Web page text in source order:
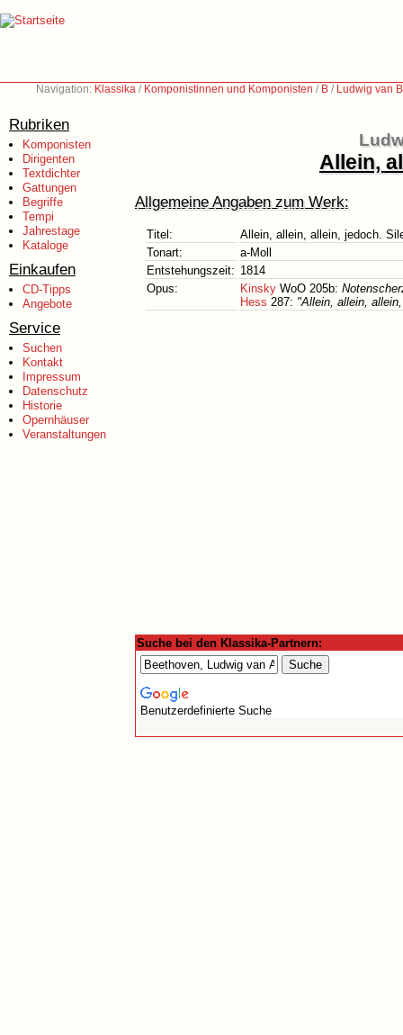
Navigation: Klassika / Komponistinnen und Komponisten / B / Ludwig van
Rubriken
Komponisten
Dirigenten
Textdichter
Gattungen
Begriffe
Tempi
Jahrestage
Kataloge
Einkaufen
CD-Tipps
Angebote
Service
Suchen
Kontakt
Impressum
Datenschutz
Historie
Opernhäuser
Veranstaltungen
Allein,
Allgemeine Angaben zum Werk:
Titel:
Allein, allein, allein, jedoch.
Tonart:
a-Moll
Entstehungszeit: 1814
Opus:
Kinsky WoO 205b:
Hess 287: "Allein, allein,
Suche bei den Klassika-Partnern:
Benutzerdefinierte Suche